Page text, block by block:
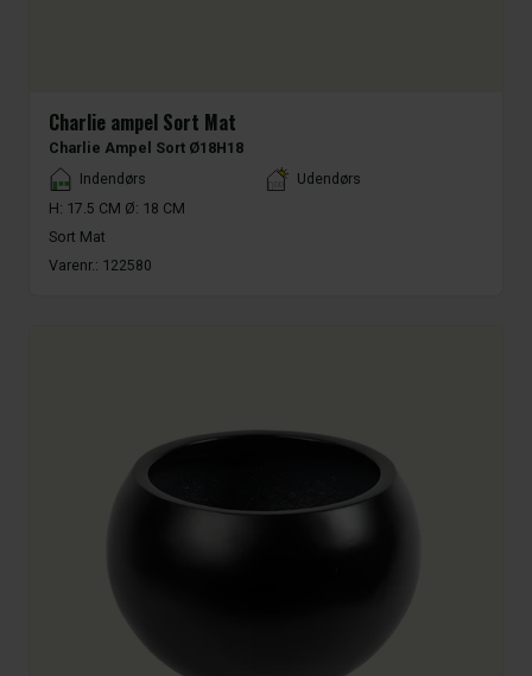
Charlie ampel Sort Mat
Charlie Ampel Sort Ø18H18
Placement
Indendørs
Udendørs
H: 17.5 CM Ø: 18 CM
Sort Mat
Varenr.: 122580